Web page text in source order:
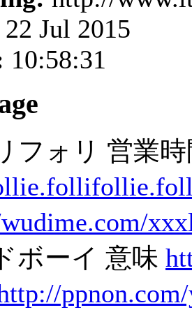
22 Jul 2015
10:58:31
フォリ 営業
ボーイ 意味